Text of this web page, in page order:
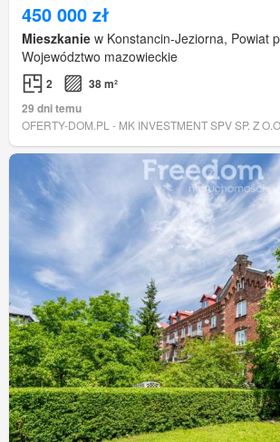
450 000 zł
Mieszkanie w Konstancin-Jeziorna, Powiat
Województwo mazowieckie
2
38 m²
29 dni temu
OFERTY-DOM.PL - MK INVESTMENT SPV SP. Z